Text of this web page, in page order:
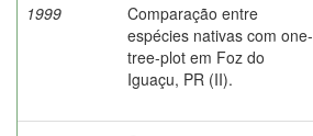
1999
Comparação entre
espécies nativas com one-
tree-plot em Foz do
Iguaçu, PR (II).